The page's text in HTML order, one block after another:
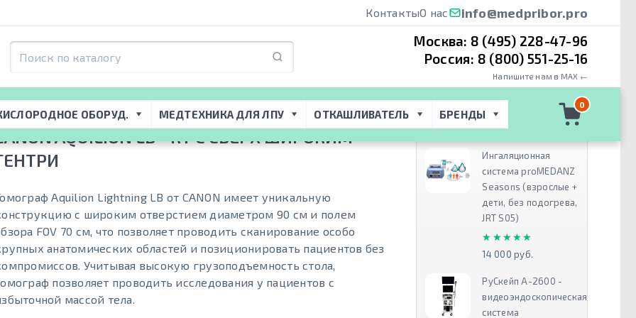
КонтактыО нас info@medpribor.pro
Москва: 8 (495) 228-47-96
Россия: 8 (800) 551-25-16
Напишите нам в MAX ←
ОБОРУД. МЕДТЕХНИКА ДЛЯ ЛПУ ОТКАШЛИВАТЕЛЬ БРЕНДЫ
0
AQUILION LB - КТ С СВЕРХ ШИРОКИМ
Aquilion Lightning LB от CANON имеет уникальную
с широким отверстием диаметром 90 см и полем
FOV 70 см, что позволяет проводить сканирование особо
анатомических областей и позиционировать пациентов без
Учитывая высокую грузоподъемность стола,
позволяет проводить исследования у пациентов с
массой тела.
Рекомендуем
Ингаляционная
система proMEDANZ
Seasons (взрослые +
дети, без подогрева,
JRT S05)
★★★★★
★★★★★
14 000 руб.
РуСкейп А-2600 -
видеоэндоскопическая
система